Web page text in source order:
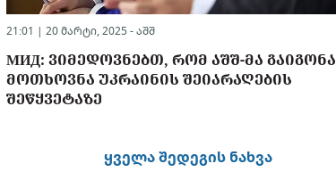
21:01 | 20 მარტი, 2025 - აშშ
МИД: ᲕᲘᲛᲔᲓᲝᲕᲜᲔᲑᲗ, ᲠᲝᲛ ᲐᲨᲨ-ᲛᲐ ᲒᲐᲘᲒᲝᲜᲐ
ᲛᲝᲗᲮᲝᲕᲜᲐ ᲣᲙᲠᲐᲘᲜᲘᲡ ᲨᲔᲘᲐᲠᲐᲦᲔᲑᲘᲡ
ᲨᲔᲬᲧᲕᲔᲢᲐᲖᲔ
ყველა შედეგის ნახვა